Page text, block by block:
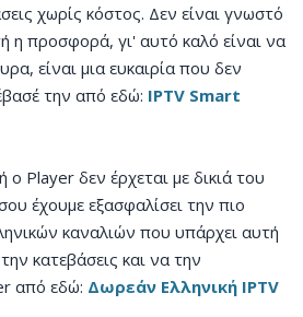
χωρίς κόστος. Δεν είναι γνωστό
η προσφορά, γι' αυτό καλό είναι να
είναι μια ευκαιρία που δεν
την από εδώ: IPTV Smart
ο Player δεν έρχεται με δικιά του
έχουμε εξασφαλίσει την πιο
καναλιών που υπάρχει αυτή
κατεβάσεις και να την
από εδώ: Δωρεάν Ελληνική IPTV